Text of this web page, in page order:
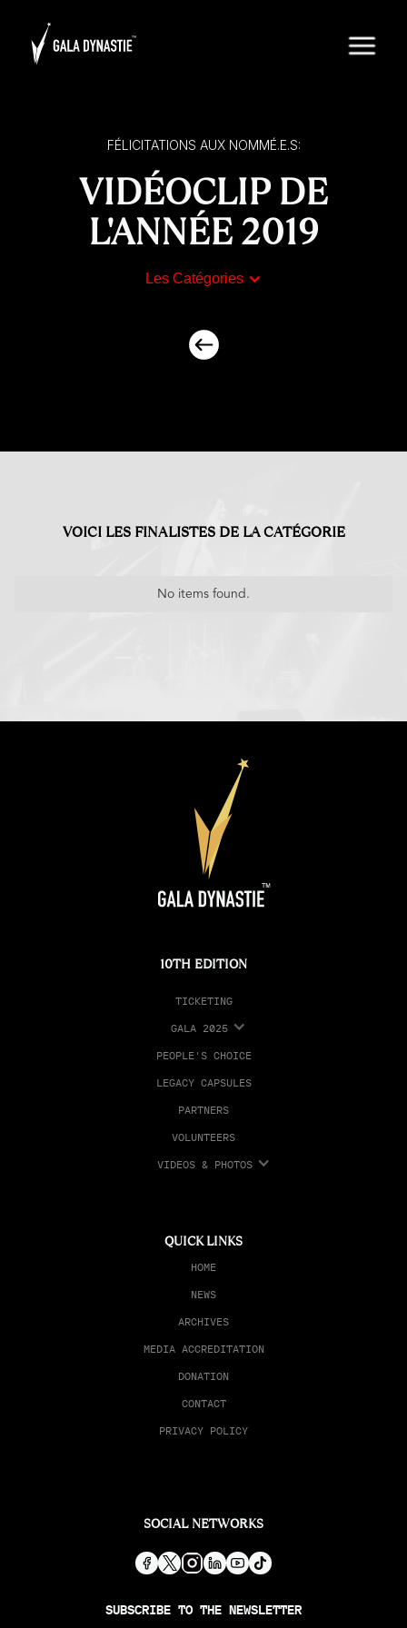
FÉLICITATIONS AUX NOMMÉ.E.S:
VIDÉOCLIP DE
L'ANNÉE 2019
Les Catégories
VOICI LES FINALISTES DE LA CATÉGORIE
No items found.
10TH EDITION
TICKETING
GALA 2025
PEOPLE'S CHOICE
LEGACY CAPSULES
PARTNERS
VOLUNTEERS
VIDEOS & PHOTOS
QUICK LINKS
HOME
NEWS
ARCHIVES
MEDIA ACCREDITATION
DONATION
CONTACT
PRIVACY POLICY
SOCIAL NETWORKS
SUBSCRIBE TO THE NEWSLETTER